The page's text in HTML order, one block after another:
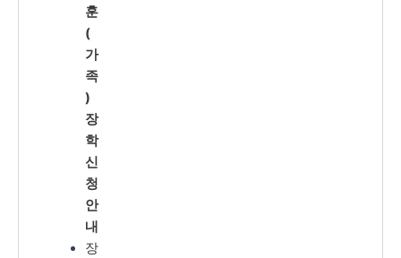
훈
(
가
족
)
장
학
신
청
안
내
장